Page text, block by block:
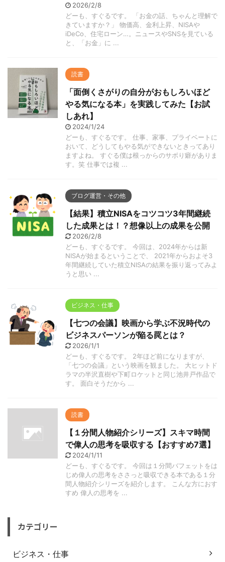
2026/2/8
どーも、すぐるです。 「お金の話、ちゃんと理解で
きていますか？」 物価高、金利上昇、NISAや
iDeCo、住宅ローン…。ニュースやSNSを見ている
と、「お金」に ...
読書
「面倒くさがりの自分がおもしろいほど
やる気になる本」を実践してみた【お試
しあれ】
2024/1/24
どーも、すぐるです。 仕事、家事、プライベートに
おいて、どうしてもやる気ができないときってあり
ますよね。 すぐる僕は根っからのサボり癖がありま
す。笑 仕事では複 ...
ブログ運営・その他
【結果】積立NISAをコツコツ3年間継続
した成果とは！？想像以上の成果を公開
2026/2/8
どーも、すぐるです。 今回は、2024年からは新
NISAが始まるということで、 2021年からおよそ3
年間継続していた積立NISAの結果を振り返ってみよ
うと思い ...
ビジネス・仕事
【七つの会議】映画から学ぶ不況時代の
ビジネスパーソンが陥る罠とは？
2026/1/1
どーも、すぐるです。 2年ほど前になりますが、
「七つの会議」という映画を観ました。 大ヒットド
ラマの半沢直樹や下町ロケットと同じ池井戸作品で
す。 面白そうだから ...
読書
【１分間人物紹介シリーズ】スキマ時間
で偉人の思考を吸収する【おすすめ7選】
2024/1/11
どーも、すぐるです。 今回は１分間バフェットをは
じめ偉人の思考をささっと吸収できる本である１分
間人物紹介シリーズを紹介します。 こんな方におす
すめ 偉人の思考を ...
カテゴリー
ビジネス・仕事